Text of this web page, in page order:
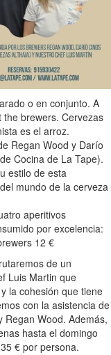
o en conjunto. A
the brewers. Cervezas
es el arroz.
Regan Wood y Darío
Cocina de La Tape).
estilo de esta
mundo de la cerveza
aperitivos
por excelencia:
12 €
de un
Luis Martin que
la cohesión que tiene
con la asistencia de
Regan Wood. Además,
hasta el domingo
€ por persona.